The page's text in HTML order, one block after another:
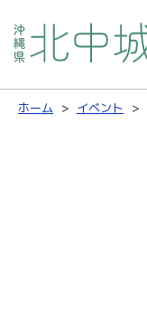
ホーム イベント